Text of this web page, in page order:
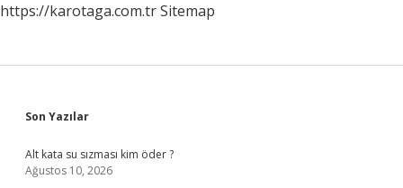
https://karotaga.com.trSitemap
Sidebar
Son Yazılar
Alt kata su sızması kim öder ?
Ağustos 10, 2026